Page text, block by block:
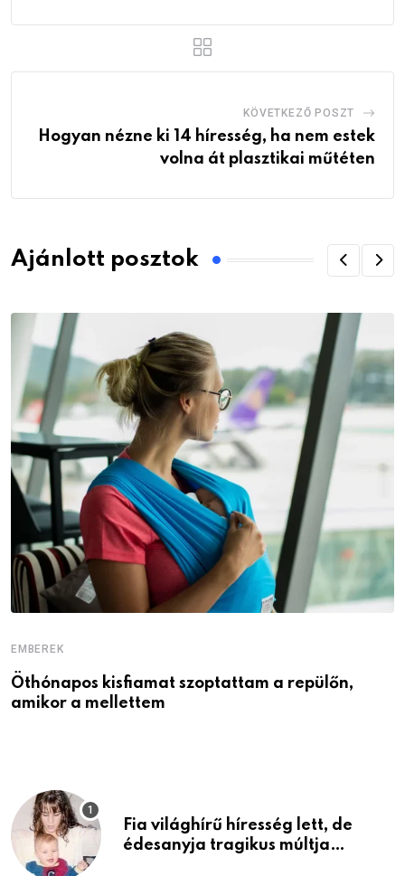
KÖVETKEZŐ POSZT
Hogyan nézne ki 14 híresség, ha nem estek
volna át plasztikai műtéten
Ajánlott posztok
EMBEREK
Öthónapos kisfiamat szoptattam a repülőn,
amikor a mellettem
Fia világhírű híresség lett, de
édesanyja tragikus múltja